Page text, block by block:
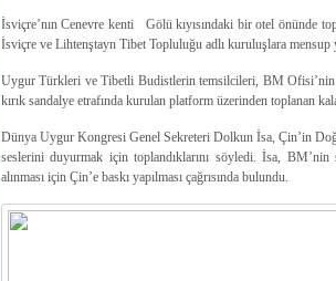
İsviçre’nın Cenevre kenti Gölü kıyısındaki bir otel önünde
İsviçre ve Lihtenştayn Tibet Topluluğu adlı kuruluşlara
Uygur Türkleri ve Tibetli Budistlerin temsilcileri, BM Ofisi’nin
kırık sandalye etrafında kurulan platform üzerinden toplanan
Dünya Uygur Kongresi Genel Sekreteri Dolkun İsa, Çin’in
seslerini duyurmak için toplandıklarını söyledi. İsa,
alınması için Çin’e baskı yapılması çağrısında bulundu.